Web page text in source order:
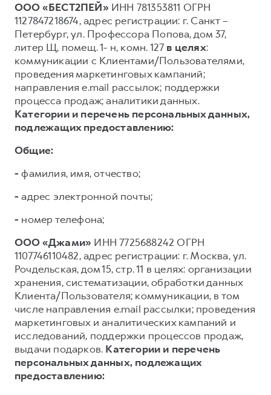
ООО «БЕСТ2ПЕЙ» ИНН 781353811 ОГРН
1127847218674, адрес регистрации: г. Санкт –
Петербург, ул. Профессора Попова, дом 37,
литер Щ, помещ. 1- н, комн. 127 в целях:
коммуникации с Клиентами/Пользователями,
проведения маркетинговых кампаний;
направления e.mail рассылок; поддержки
процесса продаж; аналитики данных.
Категории и перечень персональных данных,
подлежащих предоставлению:
Общие:
- фамилия, имя, отчество;
- адрес электронной почты;
- номер телефона;
ООО «Джами» ИНН 7725688242 ОГРН
1107746110482, адрес регистрации: г. Москва, ул.
Рочдельская, дом 15, стр. 11 в целях: организации
хранения, систематизации, обработки данных
Клиента/Пользователя; коммуникации, в том
числе направления e.mail рассылки; проведения
маркетинговых и аналитических кампаний и
исследований, поддержки процессов продаж,
выдачи подарков. Категории и перечень
персональных данных, подлежащих
предоставлению: